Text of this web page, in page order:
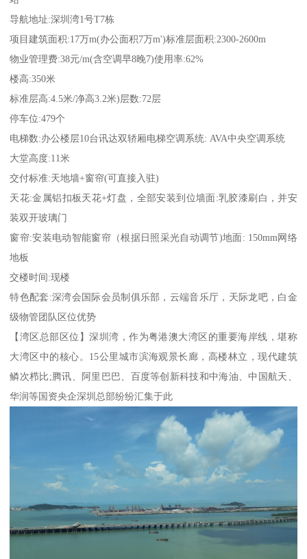
导航地址:深圳湾1号T7栋
项目建筑面积:17万m(办公面积7万m')标准层面积:2300-2600m
物业管理费:38元/m(含空调早8晚7)使用率:62%
楼高:350米
标准层高:4.5米/净高3.2米)层数:72层
停车位:479个
电梯数:办公楼层10台讯达双轿厢电梯空调系统: AVA中央空调系统
大堂高度:11米
交付标准:天地墙+窗帘(可直接入驻)
天花:金属铝扣板天花+灯盘，全部安装到位墙面:乳胶漆刷白，并安
装双开玻璃门
窗帘:安装电动智能窗帘（根据日照采光自动调节)地面: 150mm网络
地板
交楼时间:现楼
特色配套:深湾会国际会员制俱乐部，云端音乐厅，天际龙吧，白金
级物管团队区位优势
【湾区总部区位】深圳湾，作为粤港澳大湾区的重要海岸线，堪称
大湾区中的核心。15公里城市滨海观景长廊，高楼林立，现代建筑
鳞次栉比;腾讯、阿里巴巴、百度等创新科技和中海油、中国航天、
华润等国资央企深圳总部纷纷汇集于此